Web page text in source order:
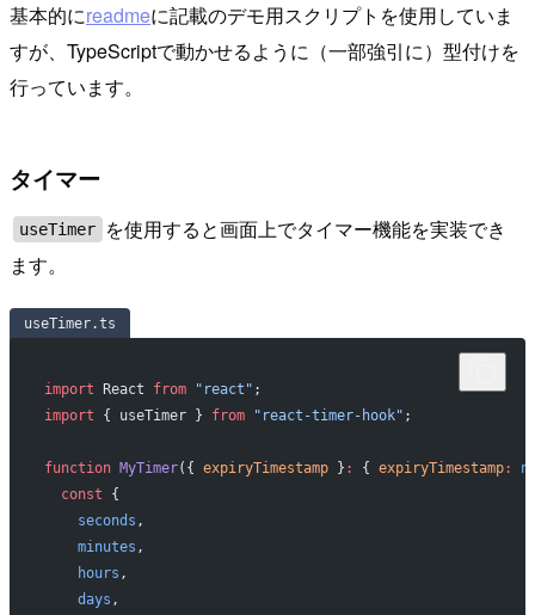
基本的にreadmeに記載のデモ用スクリプトを使用していま
すが、TypeScriptで動かせるように（一部強引に）型付けを
行っています。
タイマー
useTimer
を使用すると画面上でタイマー機能を実装でき
ます。
useTimer.ts
import React from "react" ;
import { useTimer } from "react-timer-hook" ;
function MyTimer({ expiryTimestamp } : { expiryTimestamp:
  const
{
    seconds
,
    minutes
,
    hours
,
    days
,